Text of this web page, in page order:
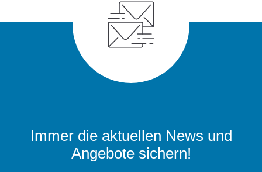
Immer die aktuellen News und
Angebote sichern!